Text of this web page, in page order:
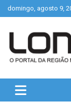
Skip
to
domingo, agosto 9,
Londrix